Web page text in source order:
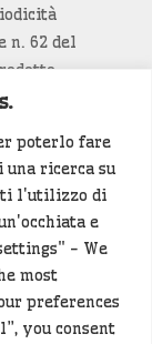
poterlo fare
una ricerca su
l'utilizzo di
e
- We
most
preferences
you consent
n. 62 del
e vuoi
per inviarci un
con
di interesse